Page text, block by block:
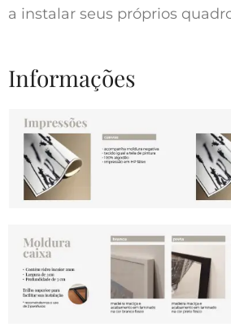
a instalar seus próprios
Informações